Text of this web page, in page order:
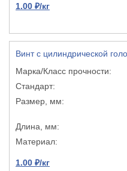
1.00 ₽/кг
Винт с цилиндрической
1.00 ₽/кг